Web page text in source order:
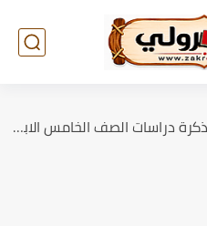
تحميل مذكرة دراسات الصف الخامس الابتدائي الترم الاول 2026